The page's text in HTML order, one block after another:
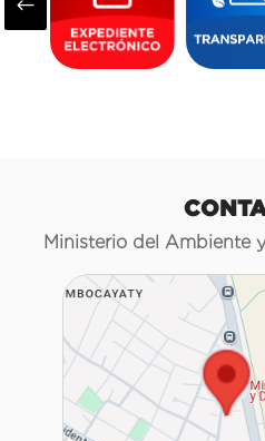
#
Ministerio del Ambiente